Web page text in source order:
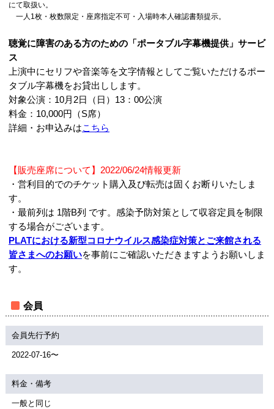
にて取扱い。
一人1枚・枚数限定・座席指定不可・入場時本人確認書類提示。
聴覚に障害のある方のための「ポータブル字幕機提供」サービ
ス
上演中にセリフや音楽等を文字情報としてご覧いただけるポー
タブル字幕機をお貸出しします。
対象公演：10月2日（日）13：00公演
料金：10,000円（S席）
詳細・お申込みはこちら
【販売座席について】2022/06/24情報更新
・営利目的でのチケット購入及び転売は固くお断りいたしま
す。
・最前列は 1階B列 です。感染予防対策として収容定員を制限
する場合がございます。
PLATにおける新型コロナウイルス感染症対策とご来館される
皆さまへのお願いを事前にご確認いただきますようお願いしま
す。
会員
会員先行予約
2022-07-16〜
料金・備考
一般と同じ